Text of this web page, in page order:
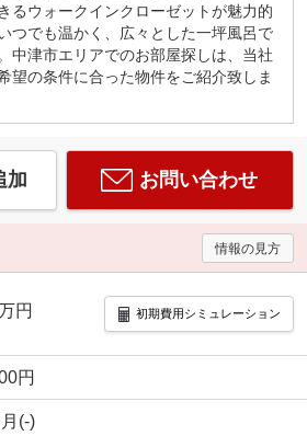
るウォークインクローゼットが魅力的
つでも温かく、広々とした一坪風呂で
中津市エリアでのお部屋探しは、当社
望の条件に合った物件をご紹介致しま
加 お問い合わせ
情報の見方
円 初期費用シミュレーション
円
(-)